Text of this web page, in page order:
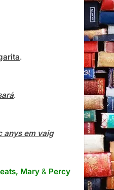
.
.
anys em vaig
Mary & Percy